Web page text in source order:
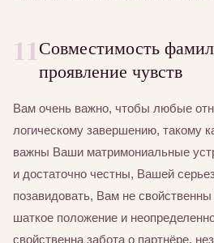
11Совместимость
проявление чувств
Вам очень важно, чтобы любые
логическому завершению, такому
важны Ваши матримониальные
и достаточно честны, Вашей
позавидовать, Вам не свойственны
шаткое положение и
свойственна забота о партнёре,